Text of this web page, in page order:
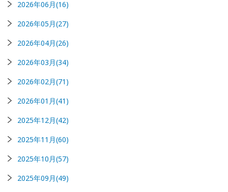
2026年06月(16)
2026年05月(27)
2026年04月(26)
2026年03月(34)
2026年02月(71)
2026年01月(41)
2025年12月(42)
2025年11月(60)
2025年10月(57)
2025年09月(49)